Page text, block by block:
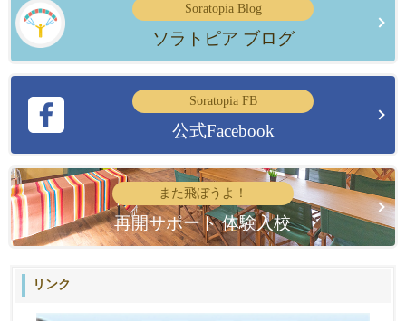
Soratopia Blog
ソラトピア ブログ
Soratopia FB
公式Facebook
また飛ぼうよ！
再開サポート 体験入校
リンク